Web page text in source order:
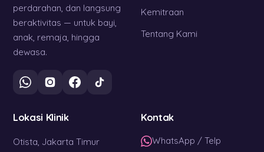
perdarahan, dan langsung
beraktivitas — untuk bayi,
anak, remaja, hingga
dewasa.
Kemitraan
Tentang Kami
Lokasi Klinik
Otista, Jakarta Timur
Kontak
WhatsApp / Telp